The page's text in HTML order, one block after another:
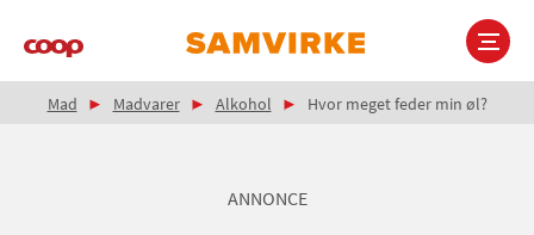
Main
Brødkrumme
Mad Madvarer Alkohol Hvor meget feder min øl?
ANNONCE